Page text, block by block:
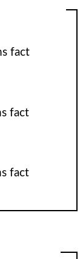
fact
fact
fact